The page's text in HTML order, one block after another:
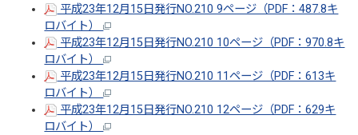
平成23年12月15日発行NO.210 9ページ（PDF：487.8キ
ロバイト）
平成23年12月15日発行NO.210 10ページ（PDF：970.8キ
ロバイト）
平成23年12月15日発行NO.210 11ページ（PDF：613キ
ロバイト）
平成23年12月15日発行NO.210 12ページ（PDF：629キ
ロバイト）